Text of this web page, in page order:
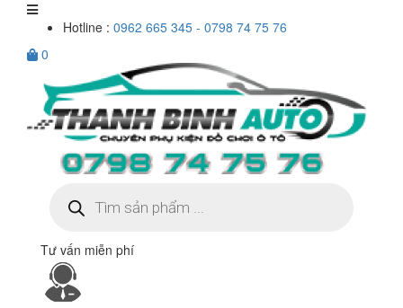
Hotline : 0962 665 345 - 0798 74 75 76
0
kiếm
sản
Tư vấn miễn phí